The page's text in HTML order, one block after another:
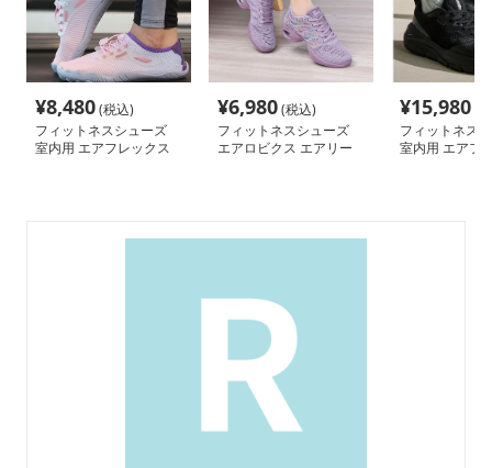
¥8,480(税込)
フィットネスシューズ
室内用 エアフレックス
¥6,980(税込)
フィットネスシューズ
エアロビクス エアリー
¥15,980
フィットネス
室内用 エアフ